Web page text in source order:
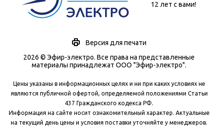
12 лет с вами!
Версия для печати
2026 © Эфир-электро. Все права на представленные
материалы принадлежат ООО "Эфир-электро".
Цены указаны в информационных целях и ни при каких условиях не
являются публичной офертой, определяемой положениями Статьи
437 Гражданского кодекса РФ.
Информация на сайте носит ознакомительный характер. Актуальные
на текущий день цены и условия поставки уточняйте у менеджеров.